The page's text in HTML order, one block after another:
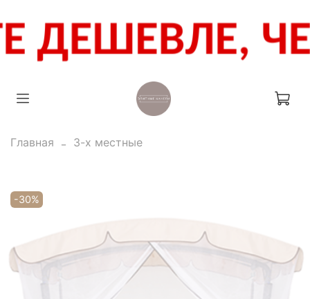
Главная 3-х местные
-30%